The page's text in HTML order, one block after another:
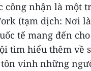
công nhận là một
(tạm dịch: Nơi
tế mang đến
tìm hiểu thêm về
vinh những